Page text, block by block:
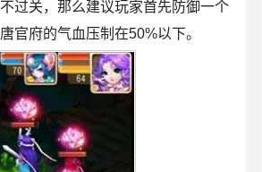
过关，那么建议玩家首先防御一个
官府的气血压制在50%以下。